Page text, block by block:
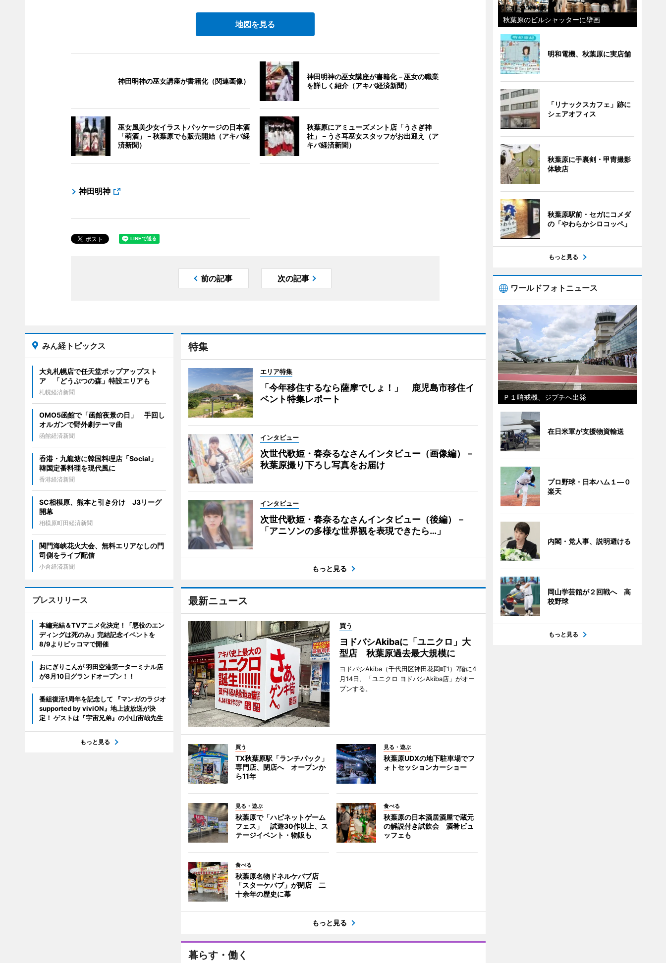
地図を見る
神田明神の巫女講座が書籍化（関連画像）
神田明神の巫女講座が書籍化－巫女の職業
を詳しく紹介（アキバ経済新聞）
巫女風美少女イラストパッケージの日本酒
「萌酒」－秋葉原でも販売開始（アキバ経
済新聞）
秋葉原にアミューズメント店「うさぎ神
社」－うさ耳巫女スタッフがお出迎え（ア
キバ経済新聞）
神田明神
前の記事 次の記事
特集
エリア特集
「今年移住するなら薩摩でしょ！」 鹿児島市移住イ
ベント特集レポート
インタビュー
次世代歌姫・春奈るなさんインタビュー（画像編）－
秋葉原撮り下ろし写真をお届け
インタビュー
次世代歌姫・春奈るなさんインタビュー（後編）－
「アニソンの多様な世界観を表現できたら…」
もっと見る
最新ニュース
買う
ヨドバシAkibaに「ユニクロ」大
型店 秋葉原過去最大規模に
ヨドバシAkiba（千代田区神田花岡町1）7階に4
月14日、「ユニクロ ヨドバシAkiba店」がオー
プンする。
買う
TX秋葉原駅「ランチパック」
専門店、閉店へ オープンか
ら11年
見る・遊ぶ
秋葉原UDXの地下駐車場でフ
ォトセッションカーショー
見る・遊ぶ
秋葉原で「ハピネットゲーム
フェス」 試遊30作以上、ス
テージイベント・物販も
食べる
秋葉原の日本酒居酒屋で蔵元
の解説付き試飲会 酒肴ビュ
ッフェも
食べる
秋葉原名物ドネルケバブ店
「スターケバブ」が閉店 二
十余年の歴史に幕
もっと見る
暮らす・働く
みん経トピックス
大丸札幌店で任天堂ポップアップスト
ア 「どうぶつの森」特設エリアも
札幌経済新聞
OMO5函館で「函館夜景の日」 手回し
オルガンで野外劇テーマ曲
函館経済新聞
香港・九龍塘に韓国料理店「Social」
韓国定番料理を現代風に
香港経済新聞
SC相模原、熊本と引き分け J3リーグ
開幕
相模原町田経済新聞
関門海峡花火大会、無料エリアなしの門
司側をライブ配信
小倉経済新聞
プレスリリース
本編完結＆TVアニメ化決定！「悪役のエン
ディングは死のみ」完結記念イベントを
8/9よりピッコマで開催
おにぎりこんが 羽田空港第一ターミナル店
が8月10日グランドオープン！！
番組復活1周年を記念して 『マンガのラジオ
supported by viviON』地上波放送が決
定！ ゲストは『宇宙兄弟』の小山宙哉先生
もっと見る
秋葉原のビルシャッターに壁画
明和電機、秋葉原に実店舗
「リナックスカフェ」跡に
シェアオフィス
秋葉原に手裏剣・甲冑撮影
体験店
秋葉原駅前・セガにコメダ
の「やわらかシロコッペ」
もっと見る
ワールドフォトニュース
Ｐ１哨戒機、ジブチへ出発
在日米軍が支援物資輸送
プロ野球・日本ハム１―０
楽天
内閣・党人事、説明避ける
岡山学芸館が２回戦へ 高
校野球
もっと見る